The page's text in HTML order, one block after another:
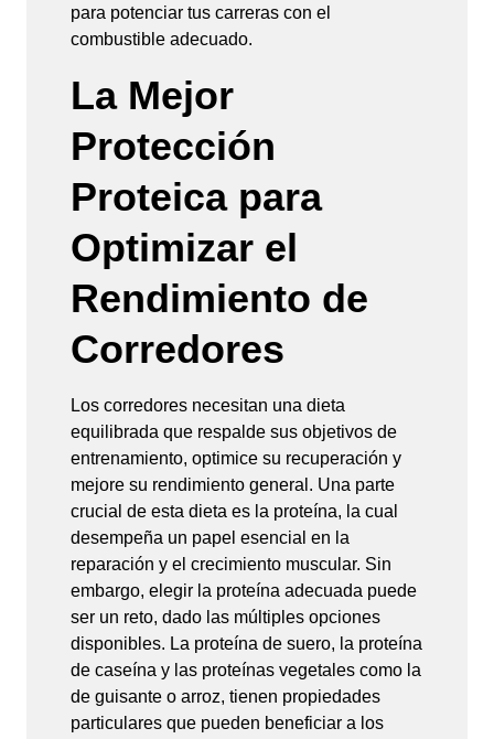
para potenciar tus carreras con el
combustible adecuado.
La Mejor
Protección
Proteica para
Optimizar el
Rendimiento de
Corredores
Los corredores necesitan una dieta
equilibrada que respalde sus objetivos de
entrenamiento, optimice su recuperación y
mejore su rendimiento general. Una parte
crucial de esta dieta es la proteína, la cual
desempeña un papel esencial en la
reparación y el crecimiento muscular. Sin
embargo, elegir la proteína adecuada puede
ser un reto, dado las múltiples opciones
disponibles. La proteína de suero, la proteína
de caseína y las proteínas vegetales como la
de guisante o arroz, tienen propiedades
particulares que pueden beneficiar a los